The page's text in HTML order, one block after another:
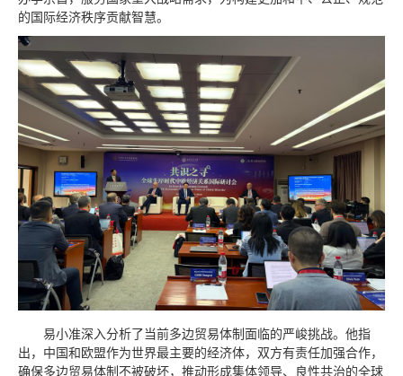
的国际经济秩序贡献智慧。
易小准深入分析了当前多边贸易体制面临的严峻挑战。他指
出，中国和欧盟作为世界最主要的经济体，双方有责任加强合作，
确保多边贸易体制不被破坏，推动形成集体领导、良性共治的全球